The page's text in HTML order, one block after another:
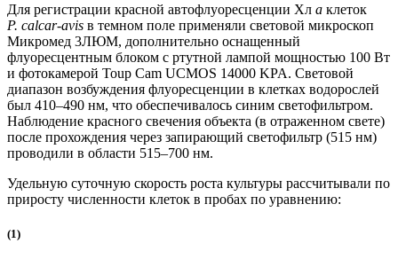
Для регистрации красной автофлуоресценции Хл а клеток
P. calcar-avis в темном поле применяли световой микроскоп
Микромед 3ЛЮМ, дополнительно оснащенный
флуоресцентным блоком с ртутной лампой мощностью 100 Вт
и фотокамерой Toup Cam UCMOS 14000 KPA. Световой
диапазон возбуждения флуоресценции в клетках водорослей
был 410–490 нм, что обеспечивалось синим светофильтром.
Наблюдение красного свечения объекта (в отраженном свете)
после прохождения через запирающий светофильтр (515 нм)
проводили в области 515–700 нм.
Удельную суточную скорость роста культуры рассчитывали по
приросту численности клеток в пробах по уравнению:
(1)